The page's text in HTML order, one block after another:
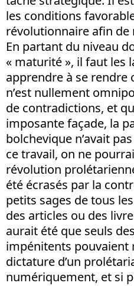
les conditions
révolutionnaire afin de
En partant du niveau
« maturité », il faut les
apprendre à se rendre
n’est nullement
de contradictions, et
imposante façade, la
bolchevique n’avait
ce travail, on ne
révolution
été écrasés par la
petits sages de tous
des articles ou des
aurait été que seuls
impénitents pouvaient
dictature d’un
numériquement, et si